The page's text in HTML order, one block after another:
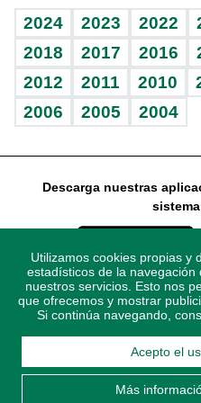
Vida y familia
Eñe
Celebrando la vida
Sin complejos
En pocas palabras
Escuchando al corazón
Economía Personal
Consulta Libre
BRV
TBT Deportivo
Ágora
Guía del dinero
Horóscopos
2024 2023 2022
2018
2017 2016
2012
2011 2010
2006
2005 2004
Descarga nuestras
© 2021 Diario Libre,
Aviso Legal.
Utilizamos cookies propias y
estadísticos de la
nuestros servicios. Esto nos
que ofrecemos y mostrar
Si continúa navegando,
Acepto el
Más